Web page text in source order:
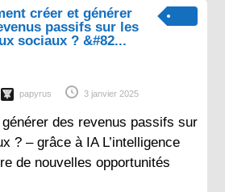
créer et générer
passifs sur les
sociaux ? &#82...
papyrus 3 janvier 2025
des revenus passifs sur
? – grâce à IA L’intelligence
de nouvelles opportunités